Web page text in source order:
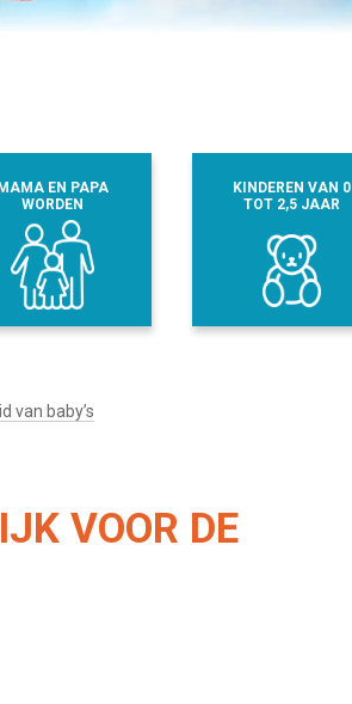
EN PAPA
WORDEN
KINDEREN VAN 0
TOT 2,5 JAAR
van baby’s
VOOR DE